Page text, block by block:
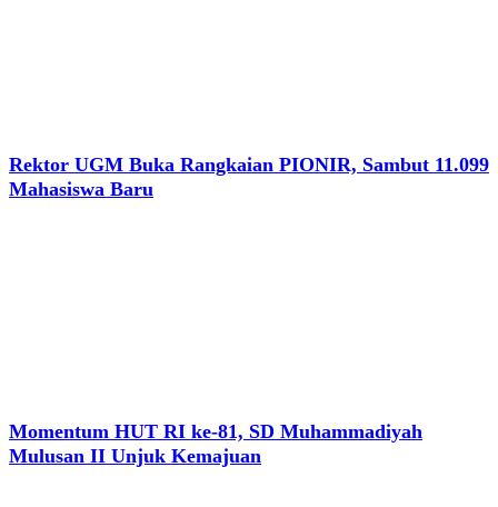
Rektor UGM Buka Rangkaian PIONIR, Sambut 11.099
Mahasiswa Baru
Momentum HUT RI ke-81, SD Muhammadiyah
Mulusan II Unjuk Kemajuan